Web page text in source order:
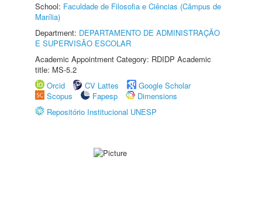
School: Faculdade de Filosofia e Ciências (Câmpus de
Marília)
Department: DEPARTAMENTO DE ADMINISTRAÇÃO
E SUPERVISÃO ESCOLAR
Academic Appointment Category: RDIDP Academic
title: MS-5.2
Orcid
CV Lattes
Google Scholar
Scopus
Fapesp
Dimensions
Repositório Institucional UNESP